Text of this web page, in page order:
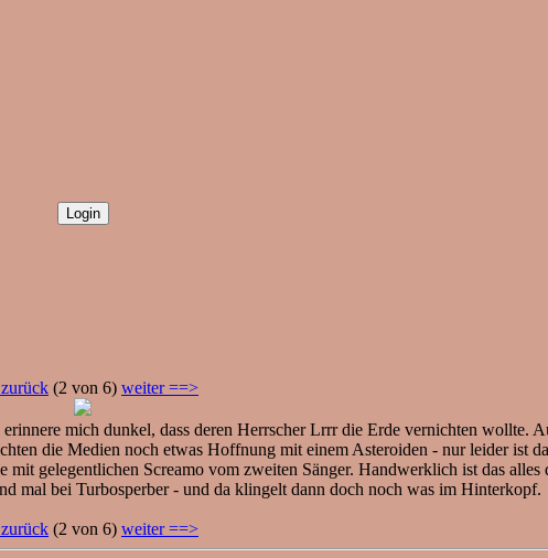
(2 von 6) weiter ==>
mich dunkel, dass deren Herrscher Lrrr die Erde vernichten wollte.
die Medien noch etwas Hoffnung mit einem Asteroiden - nur leider ist
gelegentlichen Screamo vom zweiten Sänger. Handwerklich ist das alles
mal bei Turbosperber - und da klingelt dann doch noch was im Hinterkopf.
(2 von 6) weiter ==>